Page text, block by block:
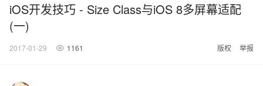
iOS开发技巧 - Size Class与iOS 8多屏幕适配
(一)
2017-01-29 1161 版权 举报